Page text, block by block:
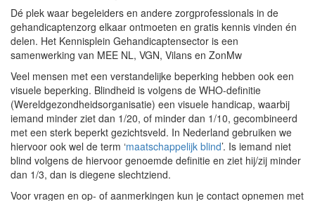
Dé plek waar begeleiders en andere zorgprofessionals in de
gehandicaptenzorg elkaar ontmoeten en gratis kennis vinden én
delen. Het Kennisplein Gehandicaptensector is een
samenwerking van MEE NL, VGN, Vilans en ZonMw
Veel mensen met een verstandelijke beperking hebben ook een
visuele beperking. Blindheid is volgens de WHO-definitie
(Wereldgezondheidsorganisatie) een visuele handicap, waarbij
iemand minder ziet dan 1/20, of minder dan 1/10, gecombineerd
met een sterk beperkt gezichtsveld. In Nederland gebruiken we
hiervoor ook wel de term ‘maatschappelijk blind’. Is iemand niet
blind volgens de hiervoor genoemde definitie en ziet hij/zij minder
dan 1/3, dan is diegene slechtziend.
Voor vragen en op- of aanmerkingen kun je contact opnemen met